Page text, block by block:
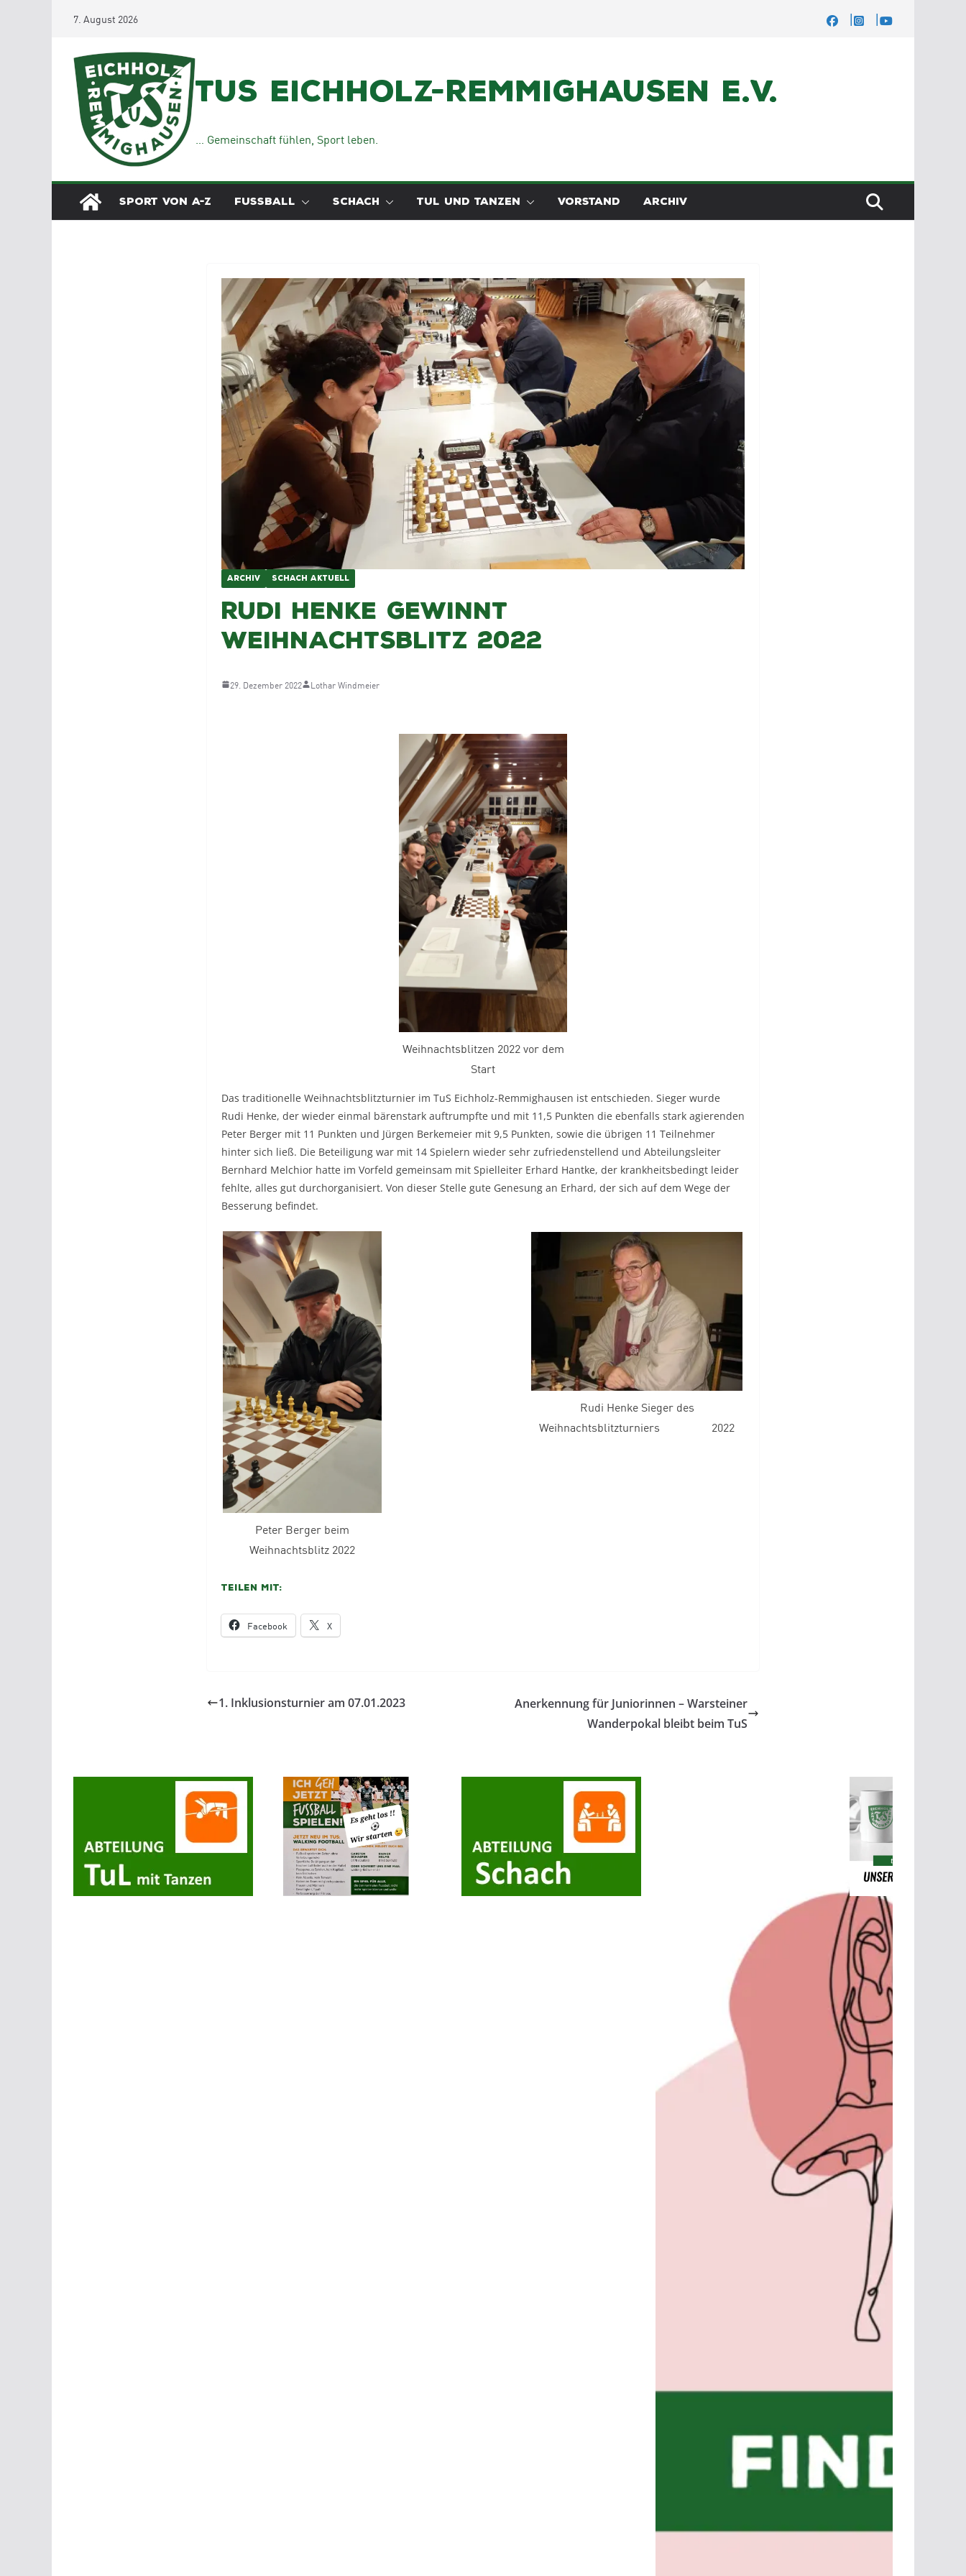
springen
7. August 2026
TuS Eichholz-Remmighausen e.V.
… Gemeinschaft fühlen, Sport leben.
SPORT VON A-Z FUSSBALL SCHACH TUL UND TANZEN VORSTAND ARCHIV
ARCHIV SCHACH AKTUELL
Rudi Henke gewinnt
Weihnachtsblitz 2022
29. Dezember 2022 Lothar Windmeier
Weihnachtsblitzen 2022 vor dem
Start
Das traditionelle Weihnachtsblitzturnier im TuS Eichholz-Remmighausen ist entschieden. Sieger wurde
Rudi Henke, der wieder einmal bärenstark auftrumpfte und mit 11,5 Punkten die ebenfalls stark agierenden
Peter Berger mit 11 Punkten und Jürgen Berkemeier mit 9,5 Punkten, sowie die übrigen 11 Teilnehmer
hinter sich ließ. Die Beteiligung war mit 14 Spielern wieder sehr zufriedenstellend und Abteilungsleiter
Bernhard Melchior hatte im Vorfeld gemeinsam mit Spielleiter Erhard Hantke, der krankheitsbedingt leider
fehlte, alles gut durchorganisiert. Von dieser Stelle gute Genesung an Erhard, der sich auf dem Wege der
Besserung befindet.
Rudi Henke Sieger des
Weihnachtsblitzturniers 2022
Peter Berger beim
Weihnachtsblitz 2022
Teilen mit:
Facebook X
1. Inklusionsturnier am 07.01.2023
Anerkennung für Juniorinnen – Warsteiner
Wanderpokal bleibt beim TuS